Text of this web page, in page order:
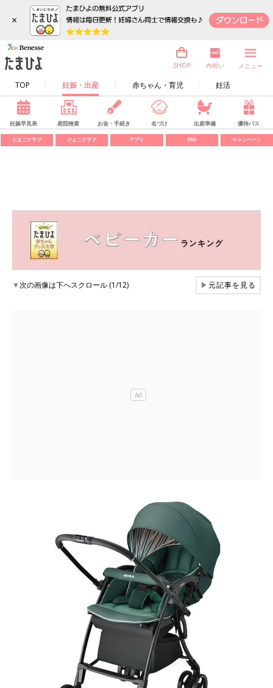
×
TOP 妊娠・出産 赤ちゃん・育児 妊活
SHOP 内祝い メニュー
妊娠早見表 産院検索 お金・手続き 名づけ 出産準備 優待パス
たまごクラブ ひよこクラブ アプリ SNS キャンペーン
▼次の画像は下へスクロール (1/12) ▶元記事を見る